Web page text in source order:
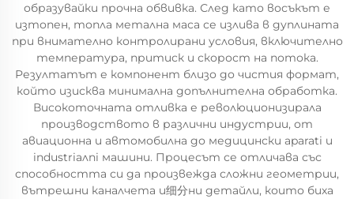
образувайки прочна обвивка. След като восъкът е
изтопен, топла метална маса се излива в дуплината
при внимателно контролирани условия, включително
температура, притиск и скорост на потока.
Резултатът е компонент близо до чистия формат,
който изисква минимална допълнителна обработка.
Високоточната отливка е революционизирала
производството в различни индустрии, от
авиационна и автомобилна до медицински aparati и
industriалni машини. Процесът се отличава със
способността си да произвежда сложни геометрии,
вътрешни каналчета и细分ни детайли, които биха